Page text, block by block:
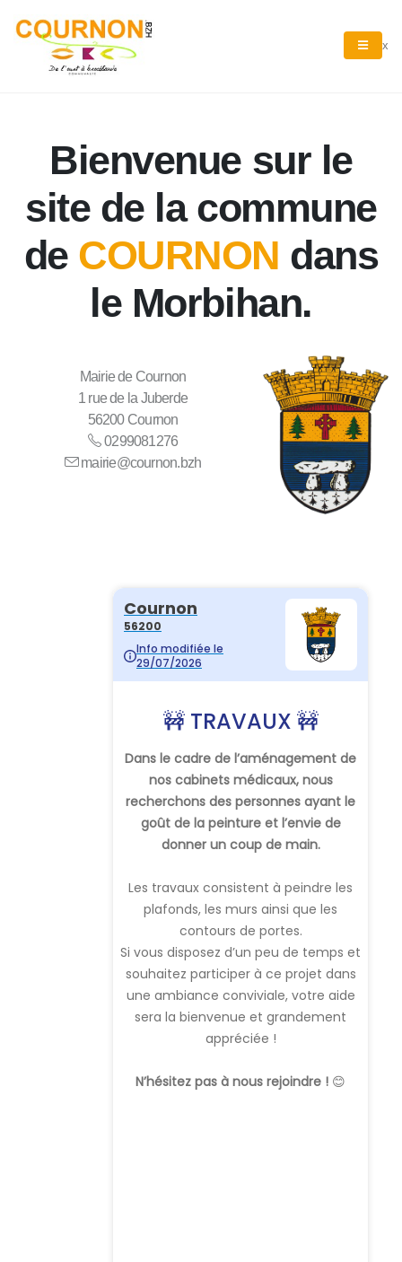
x
Bienvenue sur le
site de la commune
de COURNON dans
le Morbihan.
Mairie de Cournon
1 rue de la Juberde
56200 Cournon
0299081276
mairie@cournon.bzh